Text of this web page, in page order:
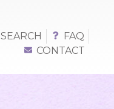
SEARCH
FAQ
CONTACT